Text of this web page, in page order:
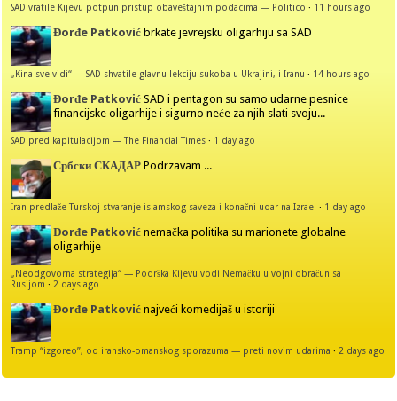
SAD vratile Kijevu potpun pristup obaveštajnim podacima — Politico · 11 hours ago
Đorđe Patković brkate jevrejsku oligarhiju sa SAD
„Kina sve vidi“ — SAD shvatile glavnu lekciju sukoba u Ukrajini, i Iranu · 14 hours ago
Đorđe Patković SAD i pentagon su samo udarne pesnice
financijske oligarhije i sigurno neće za njih slati svoju...
SAD pred kapitulacijom — The Financial Times · 1 day ago
Србски СКАДАР Podrzavam ...
Iran predlaže Turskoj stvaranje islamskog saveza i konačni udar na Izrael · 1 day ago
Đorđe Patković nemačka politika su marionete globalne
oligarhije
„Neodgovorna strategija“ — Podrška Kijevu vodi Nemačku u vojni obračun sa
Rusijom · 2 days ago
Đorđe Patković najveći komedijaš u istoriji
Tramp “izgoreo”, od iransko-omanskog sporazuma — preti novim udarima · 2 days ago